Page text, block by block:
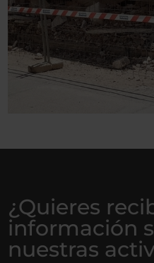
¿Quieres
información
nuestras